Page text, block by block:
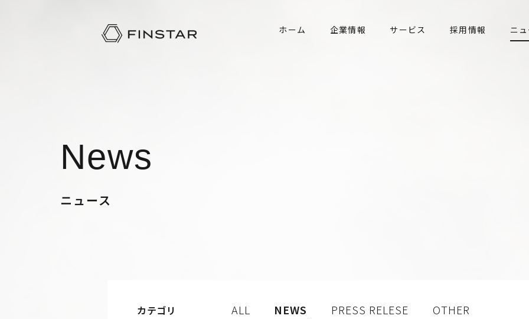
ホーム 企業情報 サービス 採用情報 ニ
News
ニュース
カテゴリ ALL NEWS PRESS RELESE OTHER